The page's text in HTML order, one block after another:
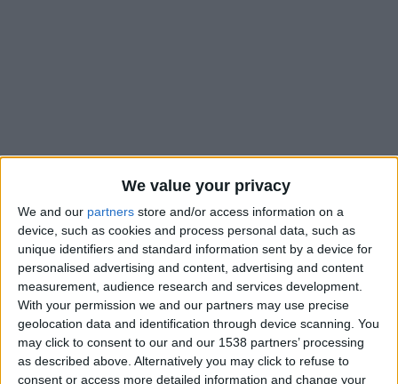
We value your privacy
We and our partners store and/or access information on a
device, such as cookies and process personal data, such as
unique identifiers and standard information sent by a device for
personalised advertising and content, advertising and content
measurement, audience research and services development.
With your permission we and our partners may use precise
geolocation data and identification through device scanning. You
may click to consent to our and our 1538 partners’ processing
as described above. Alternatively you may click to refuse to
consent or access more detailed information and change your
Ce n’est pas une situation habituelle pour l’AS Monaco, qui
courtise l’un des joueurs du Cercle Bruges, son club satellite.
Au point de se demander entre qui se mènent les négociations
et à combien l’affaire pourrait être conclue. Ce qui semble en
tout cas acquis, c’est que le club de la Principauté souhaiterait
faire signer Nazinho, le latéral gauche portugais du club